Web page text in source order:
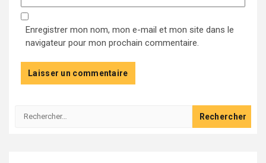
Enregistrer mon nom, mon e-mail et mon site dans le
navigateur pour mon prochain commentaire.
Rechercher :